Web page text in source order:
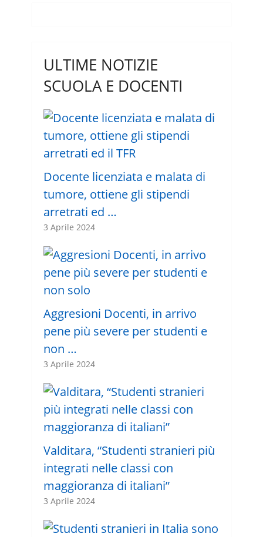
ULTIME NOTIZIE
SCUOLA E DOCENTI
Docente licenziata e malata di
tumore, ottiene gli stipendi
arretrati ed …
3 Aprile 2024
Aggresioni Docenti, in arrivo
pene più severe per studenti e
non …
3 Aprile 2024
Valditara, “Studenti stranieri più
integrati nelle classi con
maggioranza di italiani”
3 Aprile 2024